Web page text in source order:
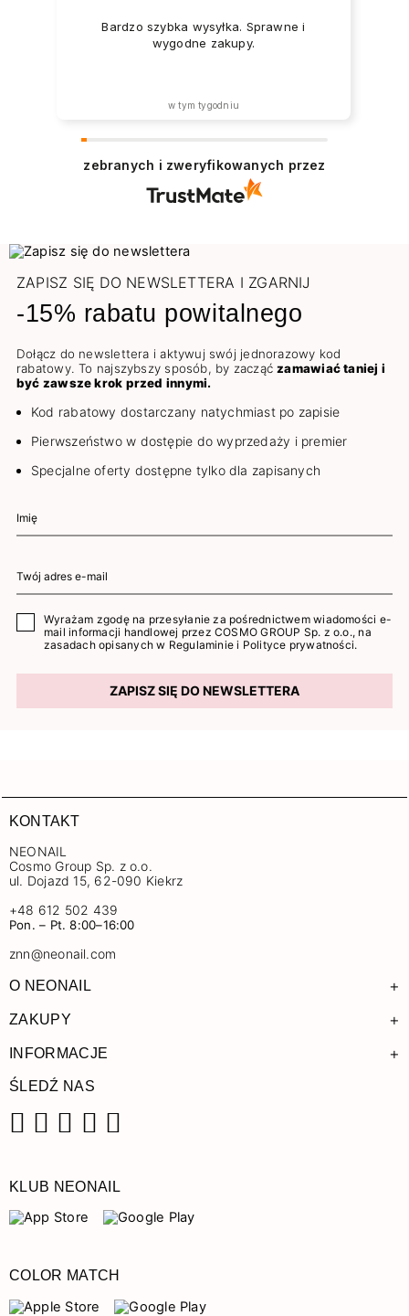
Bardzo szybka wysyłka. Sprawne i
wygodne zakupy.
w tym tygodniu
zebranych i zweryfikowanych przez
ZAPISZ SIĘ DO NEWSLETTERA I ZGARNIJ
-15% rabatu powitalnego
Dołącz do newslettera i aktywuj swój jednorazowy kod
rabatowy. To najszybszy sposób, by zacząćzamawiać taniej i
być zawsze krok przed innymi.
Kod rabatowy dostarczany natychmiast po zapisie
Pierwszeństwo w dostępie do wyprzedaży i premier
Specjalne oferty dostępne tylko dla zapisanych
Wyrażam zgodę na przesyłanie za pośrednictwem wiadomości e-
mail informacji handlowej przez COSMO GROUP Sp. z o.o., na
zasadach opisanych w Regulaminie i Polityce prywatności.
ZAPISZ SIĘ DO NEWSLETTERA
KONTAKT
NEONAIL
Cosmo Group Sp. z o.o.
ul. Dojazd 15, 62-090 Kiekrz
+48 612 502 439
Pon. – Pt. 8:00–16:00
znn@neonail.com
O NEONAIL +
ZAKUPY +
INFORMACJE +
ŚLEDŹ NAS
KLUB NEONAIL
COLOR MATCH